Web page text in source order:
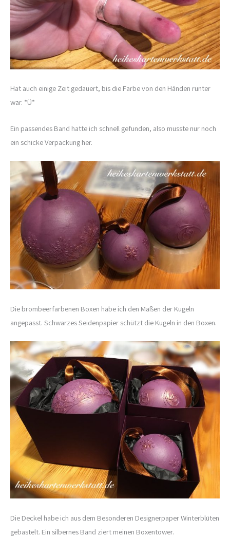
Hat auch einige Zeit gedauert, bis die Farbe von den Händen runter
war. *Ü*
Ein passendes Band hatte ich schnell gefunden, also musste nur noch
ein schicke Verpackung her.
Die brombeerfarbenen Boxen habe ich den Maßen der Kugeln
angepasst. Schwarzes Seidenpapier schützt die Kugeln in den Boxen.
Die Deckel habe ich aus dem Besonderen Designerpaper Winterblüten
gebastelt. Ein silbernes Band ziert meinen Boxentower.